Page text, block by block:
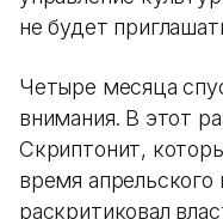
не будет
Четыре месяца
внимания. В этот
Скриптонит,
время
раскритиковал